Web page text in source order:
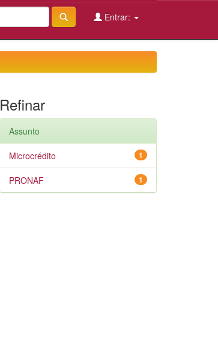
Entrar:
Refinar
Assunto
1
Microcrédito
1
PRONAF